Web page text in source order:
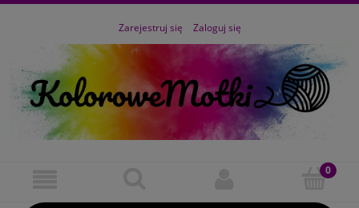
Zarejestruj się Zaloguj się